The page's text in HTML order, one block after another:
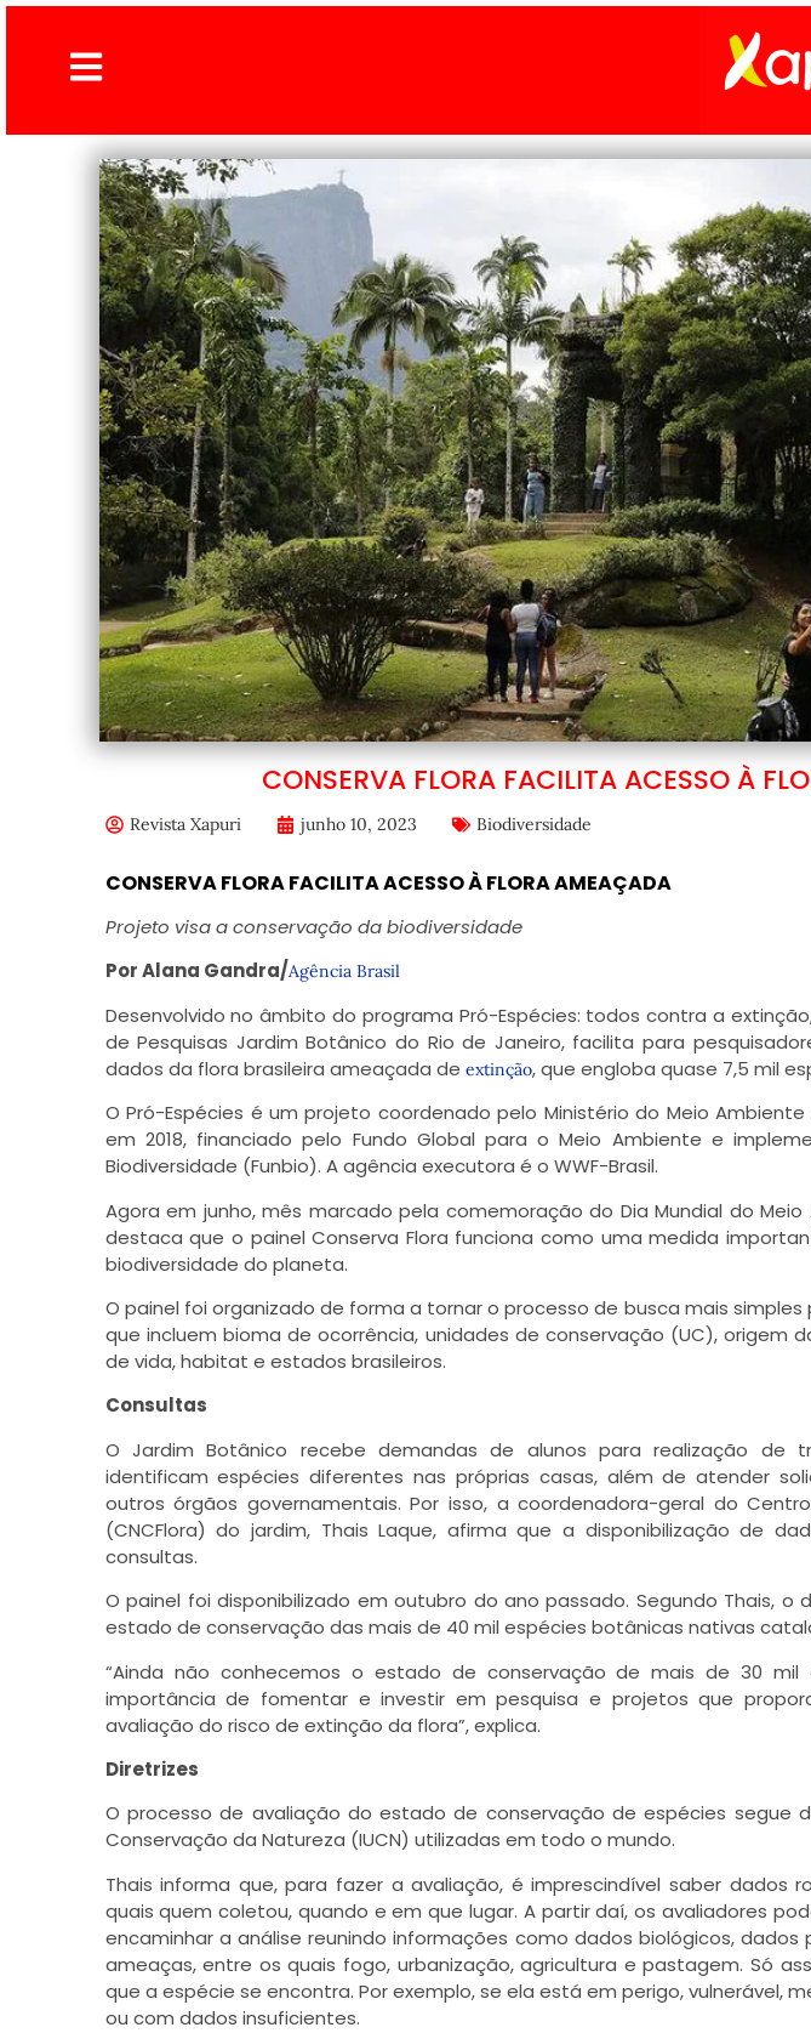
CONSERVA FLORA FACILITA ACESSO À
Revista Xapuri junho 10, 2023 Biodiversidade
CONSERVA FLORA FACILITA ACESSO À FLORA AMEAÇADA
Projeto visa a conservação da biodiversidade
Por Alana Gandra/Agência Brasil
Desenvolvido no âmbito do programa Pró-Espécies: todos contra a
de Pesquisas Jardim Botânico do Rio de Janeiro, facilita para
dados da flora brasileira ameaçada de extinção, que engloba quase 7,5 mil
O Pró-Espécies é um projeto coordenado pelo Ministério do Meio
em 2018, financiado pelo Fundo Global para o Meio Ambiente e
Biodiversidade (Funbio). A agência executora é o WWF-Brasil.
Agora em junho, mês marcado pela comemoração do Dia Mundial do
destaca que o painel Conserva Flora funciona como uma medida
biodiversidade do planeta.
O painel foi organizado de forma a tornar o processo de busca mais
que incluem bioma de ocorrência, unidades de conservação (UC), origem
de vida, habitat e estados brasileiros.
Consultas
O Jardim Botânico recebe demandas de alunos para realização de
identificam espécies diferentes nas próprias casas, além de atender
outros órgãos governamentais. Por isso, a coordenadora-geral do
(CNCFlora) do jardim, Thais Laque, afirma que a disponibilização de
consultas.
O painel foi disponibilizado em outubro do ano passado. Segundo Thais,
estado de conservação das mais de 40 mil espécies botânicas nativas
“Ainda não conhecemos o estado de conservação de mais de 30 mil
importância de fomentar e investir em pesquisa e projetos que
avaliação do risco de extinção da flora”, explica.
Diretrizes
O processo de avaliação do estado de conservação de espécies segue
Conservação da Natureza (IUCN) utilizadas em todo o mundo.
Thais informa que, para fazer a avaliação, é imprescindível saber dados
quais quem coletou, quando e em que lugar. A partir daí, os avaliadores
encaminhar a análise reunindo informações como dados biológicos, dados
ameaças, entre os quais fogo, urbanização, agricultura e pastagem. Só
que a espécie se encontra. Por exemplo, se ela está em perigo, vulnerável,
ou com dados insuficientes.